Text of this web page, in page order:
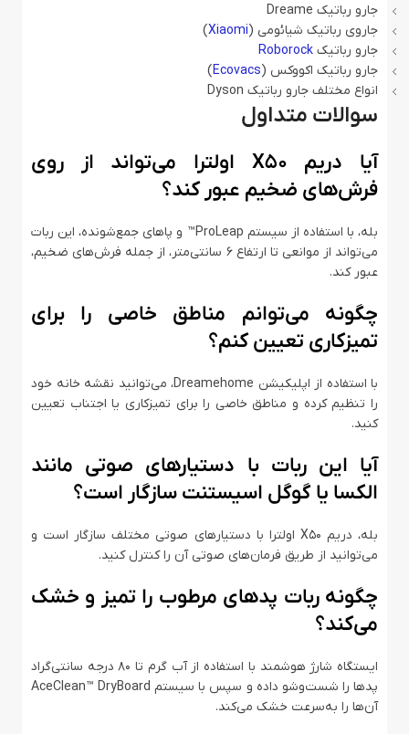
جارو رباتیک Dreame
جاروی رباتیک شیائومی (Xiaomi
)
جارو رباتیک Roborock
جارو رباتیک اکووکس (Ecovacs
)
انواع مختلف جارو رباتیک Dyson
سوالات متداول
آیا دریم X50 اولترا می‌تواند از روی
فرش‌های ضخیم عبور کند؟
بله، با استفاده از سیستم ProLeap™ و پاهای جمع‌شونده، این ربات
می‌تواند از موانعی تا ارتفاع ۶ سانتی‌متر، از جمله فرش‌های ضخیم،
عبور کند.
چگونه می‌توانم مناطق خاصی را برای
تمیزکاری تعیین کنم؟
با استفاده از اپلیکیشن Dreamehome، می‌توانید نقشه خانه خود
را تنظیم کرده و مناطق خاصی را برای تمیزکاری یا اجتناب تعیین
کنید.
آیا این ربات با دستیارهای صوتی مانند
الکسا یا گوگل اسیستنت سازگار است؟
بله، دریم X50 اولترا با دستیارهای صوتی مختلف سازگار است و
می‌توانید از طریق فرمان‌های صوتی آن را کنترل کنید.
چگونه ربات پدهای مرطوب را تمیز و خشک
می‌کند؟
ایستگاه شارژ هوشمند با استفاده از آب گرم تا ۸۰ درجه سانتی‌گراد
پدها را شست‌وشو داده و سپس با سیستم AceClean™ DryBoard
آن‌ها را به‌سرعت خشک می‌کند.